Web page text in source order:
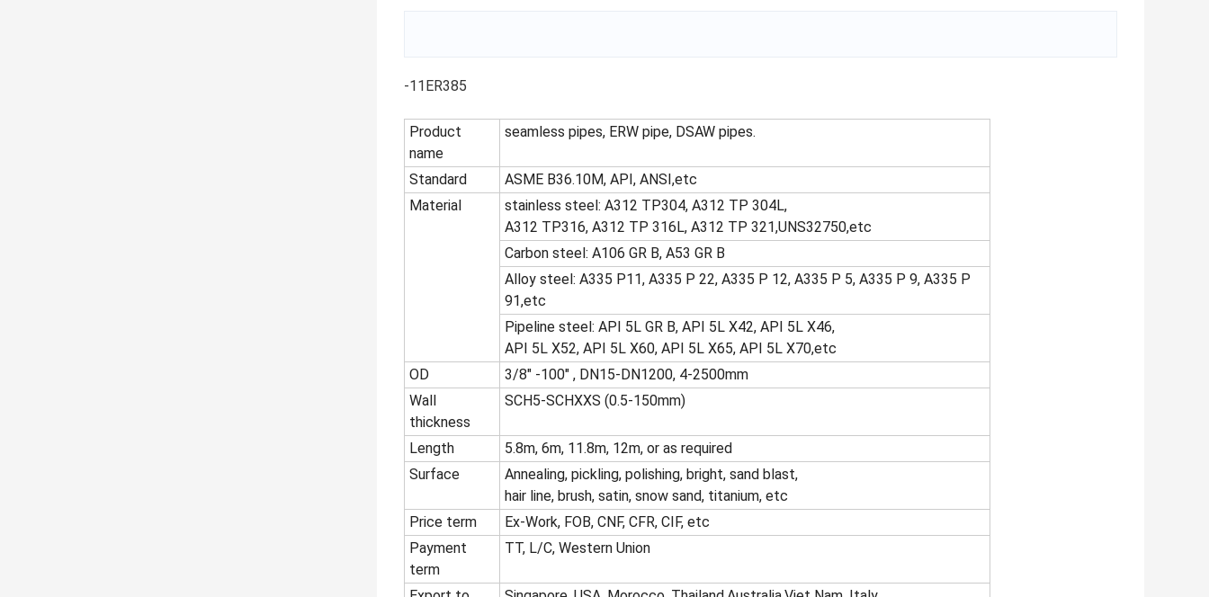
-11ER385
Product
name
seamless pipes, ERW pipe, DSAW pipes.
Standard
ASME B36.10M, API, ANSI,etc
Material
stainless steel: A312 TP304, A312 TP 304L,
A312 TP316, A312 TP 316L, A312 TP 321,UNS32750,etc
Carbon steel: A106 GR B, A53 GR B
Alloy steel: A335 P11, A335 P 22, A335 P 12, A335 P 5, A335 P 9, A335 P
91,etc
Pipeline steel: API 5L GR B, API 5L X42, API 5L X46,
API 5L X52, API 5L X60, API 5L X65, API 5L X70,etc
OD
3/8" -100" , DN15-DN1200, 4-2500mm
Wall
thickness
SCH5-SCHXXS (0.5-150mm)
Length
5.8m, 6m, 11.8m, 12m, or as required
Surface
Annealing, pickling, polishing, bright, sand blast,
hair line, brush, satin, snow sand, titanium, etc
Price term
Ex-Work, FOB, CNF, CFR, CIF, etc
Payment
term
TT, L/C, Western Union